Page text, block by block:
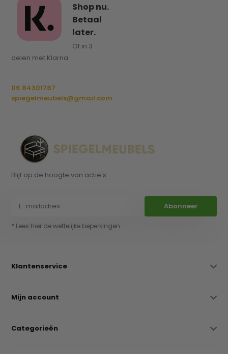
Shop nu.
Betaal
later.
Of in 3
delen met Klarna.
06 84301787
spiegelmeubels@gmail.com
Blijf op de hoogte van actie's:
Abonneer
* Lees hier de wettelijke beperkingen
Klantenservice
Mijn account
Categorieën